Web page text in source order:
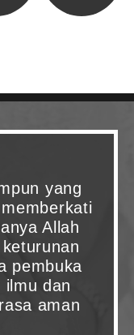
yang
Allah
pembuka
dan
aman